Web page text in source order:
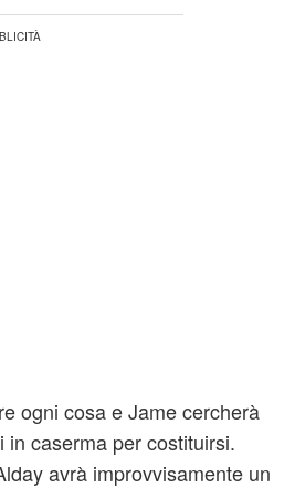
ogni cosa e Jame cercherà
caserma per costituirsi.
avrà improvvisamente un